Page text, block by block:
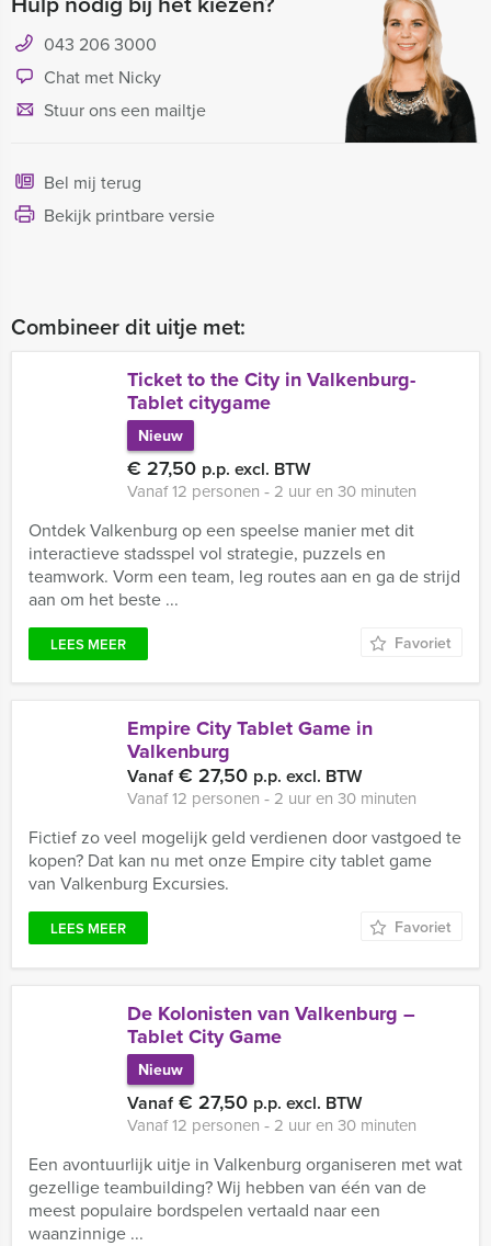
043 206 3000
Chat met Nicky
Stuur ons een mailtje
Bel mij terug
Bekijk printbare versie
Combineer dit uitje met:
Ticket to the City in Valkenburg-
Tablet citygame
Nieuw
€ 27,50 p.p. excl. BTW
Vanaf 12 personen ‐ 2 uur en 30 minuten
Ontdek Valkenburg op een speelse manier met dit
interactieve stadsspel vol strategie, puzzels en
teamwork. Vorm een team, leg routes aan en ga de strijd
aan om het beste ...
LEES MEER Favoriet
Empire City Tablet Game in
Valkenburg
Vanaf€ 27,50 p.p. excl. BTW
Vanaf 12 personen ‐ 2 uur en 30 minuten
Fictief zo veel mogelijk geld verdienen door vastgoed te
kopen? Dat kan nu met onze Empire city tablet game
van Valkenburg Excursies.
LEES MEER Favoriet
De Kolonisten van Valkenburg –
Tablet City Game
Nieuw
Vanaf€ 27,50 p.p. excl. BTW
Vanaf 12 personen ‐ 2 uur en 30 minuten
Een avontuurlijk uitje in Valkenburg organiseren met wat
gezellige teambuilding? Wij hebben van één van de
meest populaire bordspelen vertaald naar een
waanzinnige ...